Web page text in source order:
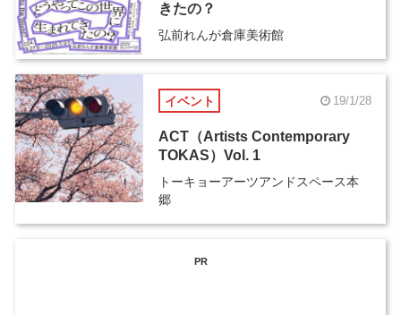
きたの？
弘前れんが倉庫美術館
イベント 19/1/28
ACT（Artists Contemporary
TOKAS）Vol. 1
トーキョーアーツアンドスペース本
郷
PR